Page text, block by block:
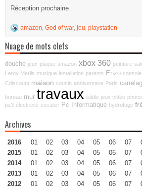
Réception prochaine…
amazon, God of war, jeu, playstation
Nuage de mots clefs
douche jeux plaque amazon xbox 360 peinture
Leroy Merlin musique installation parents Enzo console
Cdiscount maison cousin anniversaire Paris
bureau mur travaux câble jeux vidéo
ps3 électricité escalier Pc Informatique hydrofuge
Archives
2016 01 02 03 04 05 06 07
2015
01 02 03 04 05 06 07
2014
01 02 03 04 05 06 07
2013
01 02 03 04 05 06 07
2012
01 02 03 04 05 06 07